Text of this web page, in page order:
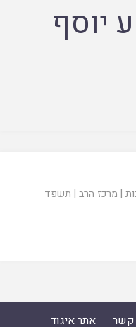
יוסף
| מרכז הרב | תשפד
קשר אתר איגוד